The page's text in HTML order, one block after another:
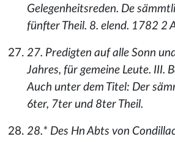
Gelegenheitsreden. De
fünfter Theil. 8. elend. 1782 2
27. Predigten auf alle Sonn
Jahres, für gemeine Leute. III.
Auch unter dem Titel: Der
6ter, 7ter und 8ter Theil.
28.* Des Hn Abts von